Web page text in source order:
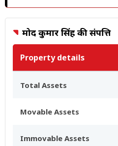
प्रमोद कुमार सिंह की संपत्ति
Property details
Total Assets
Movable Assets
Immovable Assets